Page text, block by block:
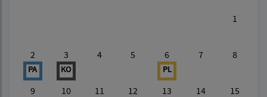
1
2
PA
3
KO
4 5 6
PL
7 8
9 10 11 12 13 14 15